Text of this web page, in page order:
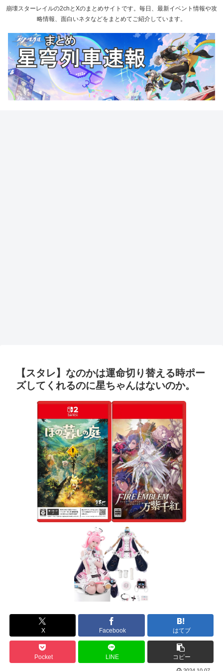
崩壊スターレイルの2chとXのまとめサイトです。毎日、最新イベント情報や攻
略情報、面白いネタなどをまとめてご紹介しています。
【スタレ】なのかは運命切り替える時ポー
ズしてくれるのに星ちゃんはないのか。
X Facebook はてブ
Pocket LINE コピー